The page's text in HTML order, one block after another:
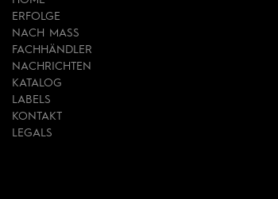
ERFOLGE
NACH MASS
FACHHÄNDLER
NACHRICHTEN
KATALOG
LABELS
KONTAKT
LEGALS